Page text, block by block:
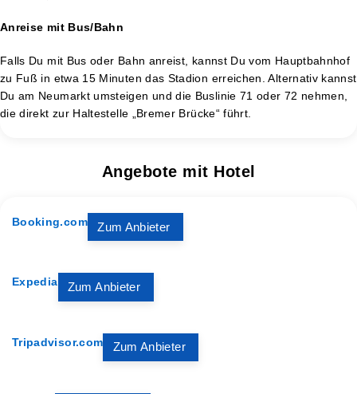
Anreise mit Bus/Bahn
Falls Du mit Bus oder Bahn anreist, kannst Du vom Hauptbahnhof
zu Fuß in etwa 15 Minuten das Stadion erreichen. Alternativ kannst
Du am Neumarkt umsteigen und die Buslinie 71 oder 72 nehmen,
die direkt zur Haltestelle „Bremer Brücke“ führt.
Angebote mit Hotel
Booking.com Zum Anbieter
Expedia Zum Anbieter
Tripadvisor.com Zum Anbieter